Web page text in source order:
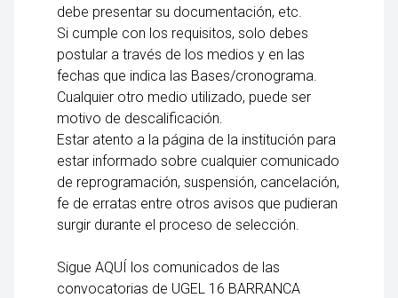
debe presentar su documentación, etc.
Si cumple con los requisitos, solo debes
postular a través de los medios y en las
fechas que indica las Bases/cronograma.
Cualquier otro medio utilizado, puede ser
motivo de descalificación.
Estar atento a la página de la institución para
estar informado sobre cualquier comunicado
de reprogramación, suspensión, cancelación,
fe de erratas entre otros avisos que pudieran
surgir durante el proceso de selección.
Sigue AQUÍ los comunicados de las
convocatorias de UGEL 16 BARRANCA